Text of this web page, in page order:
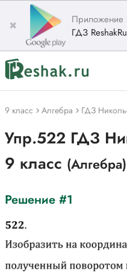
✖
Приложение
ГДЗ ReshakRu
9 класс Алгебра ГДЗ
Упр.522 ГДЗ
9 класс (Алгебра)
Решение #1